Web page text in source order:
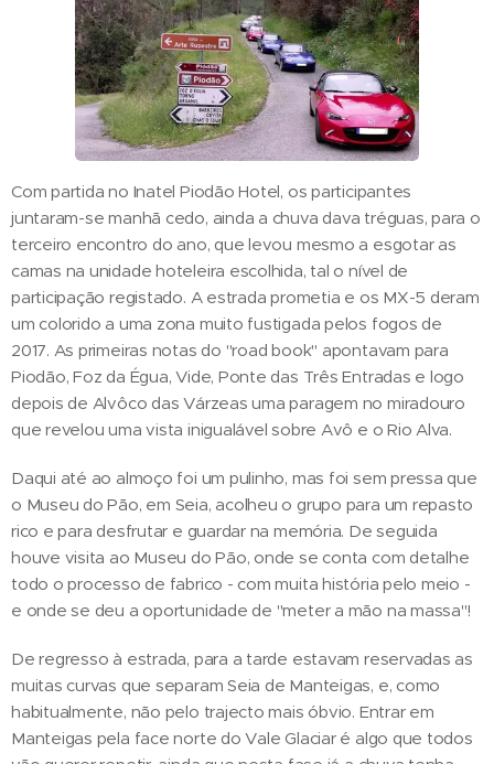
Com partida no Inatel Piodão Hotel, os participantes
juntaram-se manhã cedo, ainda a chuva dava tréguas, para o
terceiro encontro do ano, que levou mesmo a esgotar as
camas na unidade hoteleira escolhida, tal o nível de
participação registado. A estrada prometia e os MX-5 deram
um colorido a uma zona muito fustigada pelos fogos de
2017. As primeiras notas do "road book" apontavam para
Piodão, Foz da Égua, Vide, Ponte das Três Entradas e logo
depois de Alvôco das Várzeas uma paragem no miradouro
que revelou uma vista inigualável sobre Avô e o Rio Alva.
Daqui até ao almoço foi um pulinho, mas foi sem pressa que
o Museu do Pão, em Seia, acolheu o grupo para um repasto
rico e para desfrutar e guardar na memória. De seguida
houve visita ao Museu do Pão, onde se conta com detalhe
todo o processo de fabrico - com muita história pelo meio -
e onde se deu a oportunidade de "meter a mão na massa"!
De regresso à estrada, para a tarde estavam reservadas as
muitas curvas que separam Seia de Manteigas, e, como
habitualmente, não pelo trajecto mais óbvio. Entrar em
Manteigas pela face norte do Vale Glaciar é algo que todos